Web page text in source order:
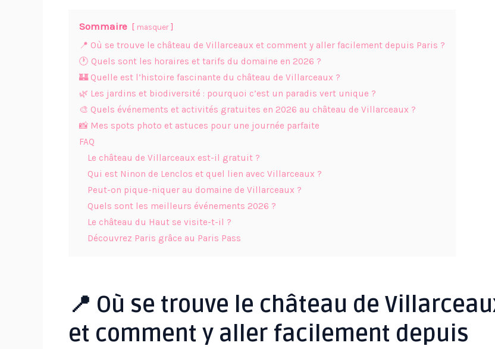
Sommaire masquer
📍 Où se trouve le château de Villarceaux et comment y aller facilement depuis Paris ?
🕐 Quels sont les horaires et tarifs du domaine en 2026 ?
🏰 Quelle est l’histoire fascinante du château de Villarceaux ?
🌿 Les jardins et biodiversité : pourquoi c’est un paradis vert unique ?
🎨 Quels événements et activités gratuites en 2026 au château de Villarceaux ?
📸 Mes spots photo et astuces pour une journée parfaite
FAQ
Le château de Villarceaux est-il gratuit ?
Qui est Ninon de Lenclos et quel lien avec Villarceaux ?
Peut-on pique-niquer au domaine de Villarceaux ?
Quels sont les meilleurs événements 2026 ?
Le château du Haut se visite-t-il ?
Découvrez Paris grâce au Paris Pass
📍 Où se trouve le château de
et comment y aller facilement depuis